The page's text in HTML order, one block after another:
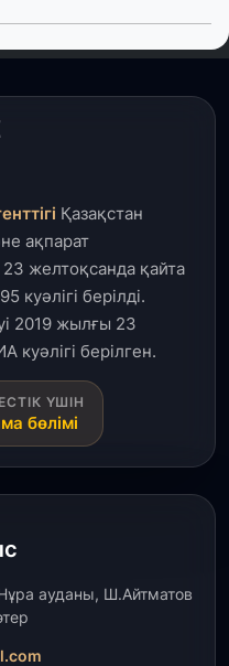
көлемі
су құбыры,
үйлер
аурухана,
жаңа театр
ең
айналды
кәсіпкерлер мен
өз ұсыныстарын
Қазақстан
ақпарат
желтоқсанда қайта
куәлігі берілді.
2019 жылғы 23
куәлігі берілген.
ҮШІН
бөлімі
ауданы, Ш.Айтматов